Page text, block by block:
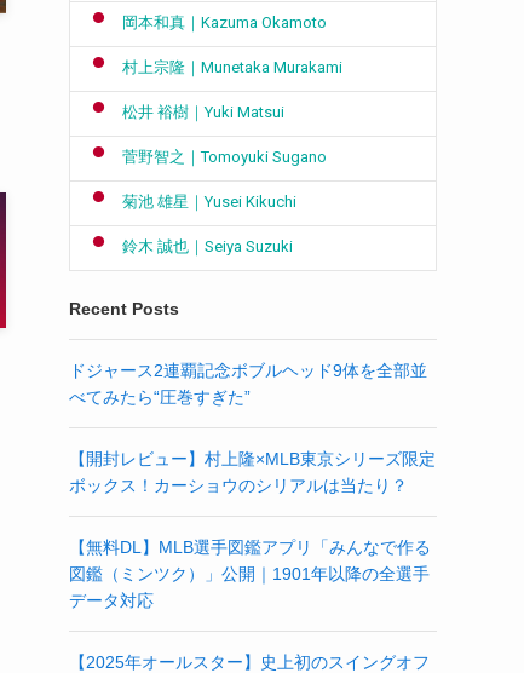
岡本和真｜Kazuma Okamoto
村上宗隆｜Munetaka Murakami
松井 裕樹｜Yuki Matsui
菅野智之｜Tomoyuki Sugano
菊池 雄星｜Yusei Kikuchi
鈴木 誠也｜Seiya Suzuki
Recent Posts
ドジャース2連覇記念ボブルヘッド9体を全部並
べてみたら“圧巻すぎた”
【開封レビュー】村上隆×MLB東京シリーズ限定
ボックス！カーショウのシリアルは当たり？
【無料DL】MLB選手図鑑アプリ「みんなで作る
図鑑（ミンツク）」公開｜1901年以降の全選手
データ対応
【2025年オールスター】史上初のスイングオフ